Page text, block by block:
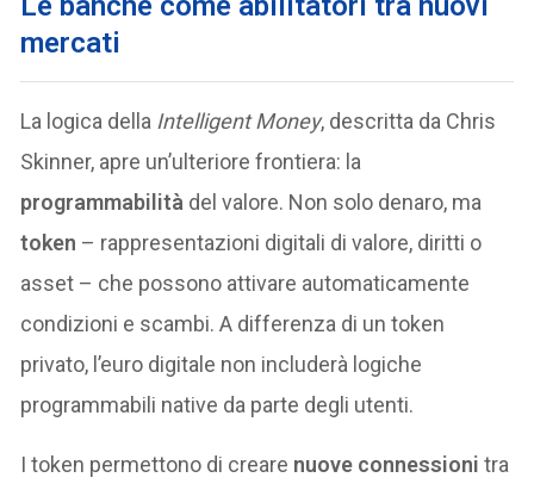
mercati
La logica della Intelligent Money, descritta da Chris
Skinner, apre un’ulteriore frontiera: la
programmabilità del valore. Non solo denaro, ma
token – rappresentazioni digitali di valore, diritti o
asset – che possono attivare automaticamente
condizioni e scambi. A differenza di un token
privato, l’euro digitale non includerà logiche
programmabili native da parte degli utenti.
I token permettono di creare nuove connessionitra